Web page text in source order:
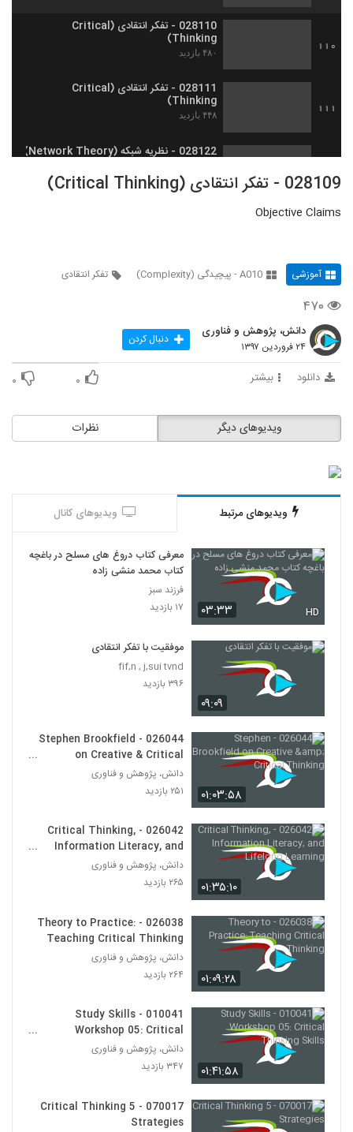
110
028110 - تفکر انتقادی (Critical
Thinking)
۴۸۰ بازدید
111
028111 - تفکر انتقادی (Critical
Thinking)
۴۴۸ بازدید
028122 - نظریه شبکه (Network Theory)
028124 - نظریه شبکه (Network Theory)
115
028125 - نظریه شبکه (Network Theory)
۵۴۲ بازدید
118
119
028129 - نظریه شبکه (Network Theory)
۶۲۹ بازدید
028130 - نظریه شبکه (Network Theory)
121
028131 - نظریه شبکه (Network Theory)
028132 - نظریه شبکه (Network Theory)
۵۴۰ بازدید
123
028133 - نظریه شبکه (Network Theory)
124
028134 - نظریه شبکه (Network Theory)
۵۴۹ بازدید
028135 - نظریه شبکه (Network Theory)
۴۵۶ بازدید
028136 - نظریه شبکه (Network Theory)
127
028137 - نظریه شبکه (Network Theory)
۶۲۲ بازدید
028109 - تفکر انتقادی (Critical Thinking)
Objective Claims
آموزشی A010 - پیچیدگی (Complexity) تفکر انتقادی
۴۷۰
دانش، پژوهش و فناوری
۲۴ فروردین ۱۳۹۷ دنبال کردن
دانلود بیشتر ۰ ۰
نظرات ویدیوهای دیگر
ویدیوهای مرتبط ویدیوهای کانال
۰۳:۳۳ HD
معرفی کتاب دروغ های مسلح در باغچه
کتاب محمد منشی زاده
فرزند سبز
۱۷ بازدید
۰۹:۰۹
موفقیت با تفکر انتقادی
fif,n , j,sui tvnd
۳۹۶ بازدید
۰۱:۰۳:۵۸
026044 - Stephen Brookfield
on Creative & Critical
Thinking
دانش، پژوهش و فناوری
۲۵۱ بازدید
۰۱:۳۵:۱۰
026042 - Critical Thinking,
Information Literacy, and
Lifelong Learning
دانش، پژوهش و فناوری
۲۶۵ بازدید
۰۱:۰۹:۲۸
026038 - Theory to Practice:
Teaching Critical Thinking
دانش، پژوهش و فناوری
۲۶۴ بازدید
۰۱:۴۱:۵۸
010041 - Study Skills
Workshop 05: Critical
Thinking Skills
دانش، پژوهش و فناوری
۳۴۷ بازدید
070017 - 5 Critical Thinking
Strategies